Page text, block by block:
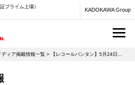
プライム上場）
KADOKAWA Group
ディア掲載情報一覧 > 【レコールバンタン】5月24日掲載 Nadiaにてレコールバンタンの卒業メンバーが紹介されました